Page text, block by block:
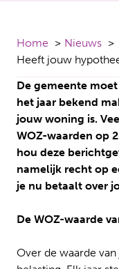
Home
Nieuws
Heeft jouw
De gemeente
het jaar bekend
jouw woning is.
WOZ-waarden op
hou deze
namelijk recht op
je nu betaalt over
De WOZ-waarde
Over de waarde